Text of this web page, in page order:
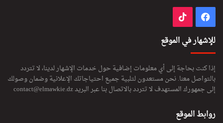
فيسبوك
للإشهار في الموقع
إذا كنت بحاجة إلى أي معلومات إضافية حول خدمات الإشهار لدينا، لا تتردد
بالتواصل معنا. نحن مستعدون لتلبية جميع احتياجاتك الإعلانية وضمان وصولك
إلى جمهورك المستهدف لا تتردد بالاتصال بنا عبر البريدcontact@elmawkie.dz
روابط الموقع